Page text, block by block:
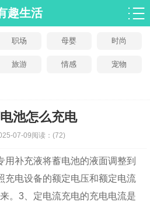
趣生活
职场 母婴 时尚
旅游 情感 宠物
池怎么充电
07-09阅读： (72)
用补充液将蓄电池的液面调整到
充电设备的额定电压和额定电流
。3、定电流充电的充电电流是